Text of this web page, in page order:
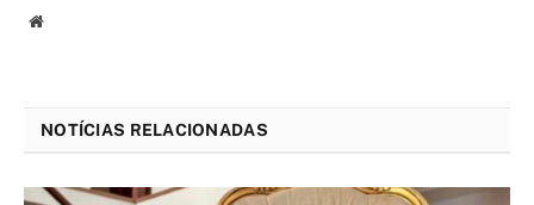
Website
NOTÍCIAS RELACIONADAS